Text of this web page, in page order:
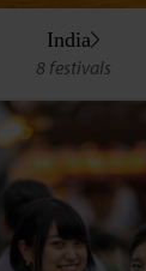
India
8 festivals